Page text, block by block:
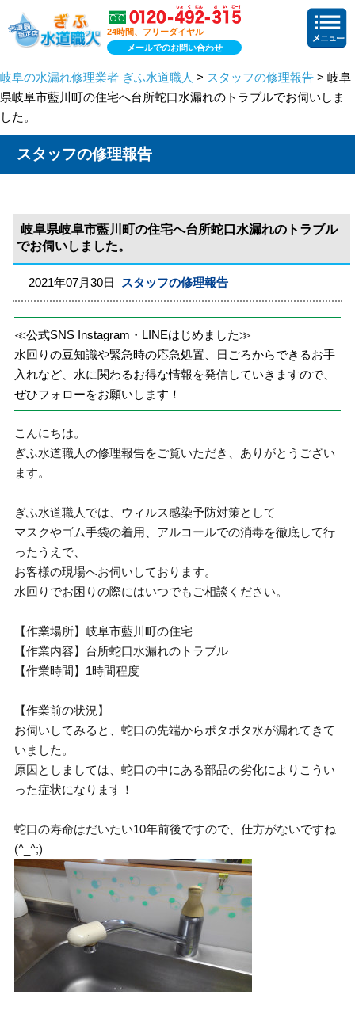
24時間、フリーダイヤル
メールでのお問い合わせ
岐阜の水漏れ修理業者 ぎふ水道職人 > スタッフの修理報告 > 岐阜
県岐阜市藍川町の住宅へ台所蛇口水漏れのトラブルでお伺いしま
した。
スタッフの修理報告
岐阜県岐阜市藍川町の住宅へ台所蛇口水漏れのトラブル
でお伺いしました。
2021年07月30日 スタッフの修理報告
≪公式SNS Instagram・LINEはじめました≫
水回りの豆知識や緊急時の応急処置、日ごろからできるお手
入れなど、水に関わるお得な情報を発信していきますので、
ぜひフォローをお願いします！
こんにちは。
ぎふ水道職人の修理報告をご覧いただき、ありがとうござい
ます。
ぎふ水道職人では、ウィルス感染予防対策として
マスクやゴム手袋の着用、アルコールでの消毒を徹底して行
ったうえで、
お客様の現場へお伺いしております。
水回りでお困りの際にはいつでもご相談ください。
【作業場所】岐阜市藍川町の住宅
【作業内容】台所蛇口水漏れのトラブル
【作業時間】1時間程度
【作業前の状況】
お伺いしてみると、蛇口の先端からポタポタ水が漏れてきて
いました。
原因としましては、蛇口の中にある部品の劣化によりこうい
った症状になります！
蛇口の寿命はだいたい10年前後ですので、仕方がないですね
(^_^;)